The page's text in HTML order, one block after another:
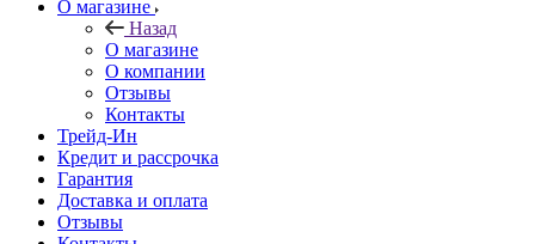
О магазине
Назад
О магазине
О компании
Отзывы
Контакты
Трейд-Ин
Кредит и рассрочка
Гарантия
Доставка и оплата
Отзывы